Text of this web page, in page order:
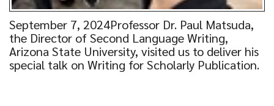
September 7, 2024Professor Dr. Paul Matsuda,
the Director of Second Language Writing,
Arizona State University, visited us to deliver his
special talk on Writing for Scholarly Publication.